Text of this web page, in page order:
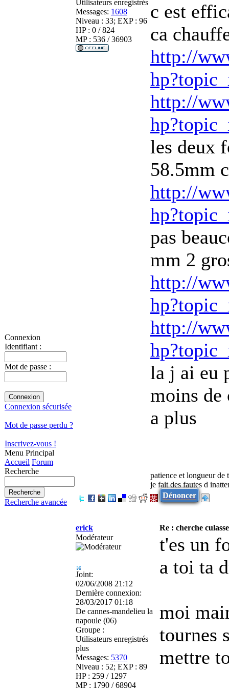
Connexion
Identifiant :
Mot de passe :
Connexion sécurisée
Mot de passe perdu ?
Inscrivez-vous !
Menu Principal
Accueil Forum
Recherche
Recherche avancée
Utilisateurs enregistrés
Messages: 1608
Niveau : 33; EXP : 96
HP : 0 / 824
MP : 536 / 36903
c est
ca
http://
http://
les deux
58.5mm
http://
pas
mm 2
http://
http://
la j ai eu
moins de
a plus
patience et longueur
je fait des fautes d
Dénoncer
erick
Re : cherche culasse
Modérateur
Joint:
02/06/2008 21:12
Dernière connexion:
28/03/2017 01:18
De cannes-mandelieu la
napoule (06)
Groupe :
Utilisateurs enregistrés
plus
Messages: 5370
Niveau : 52; EXP : 89
HP : 259 / 1297
MP : 1790 / 68904
t'es un
a toi ta
moi
tournes
mettre